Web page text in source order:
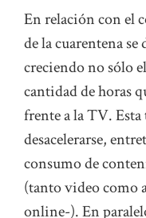
En relación con el
de la cuarentena
creciendo no sólo
cantidad de horas
frente a la TV.
desacelerarse,
consumo de
(tanto video como
online-). En